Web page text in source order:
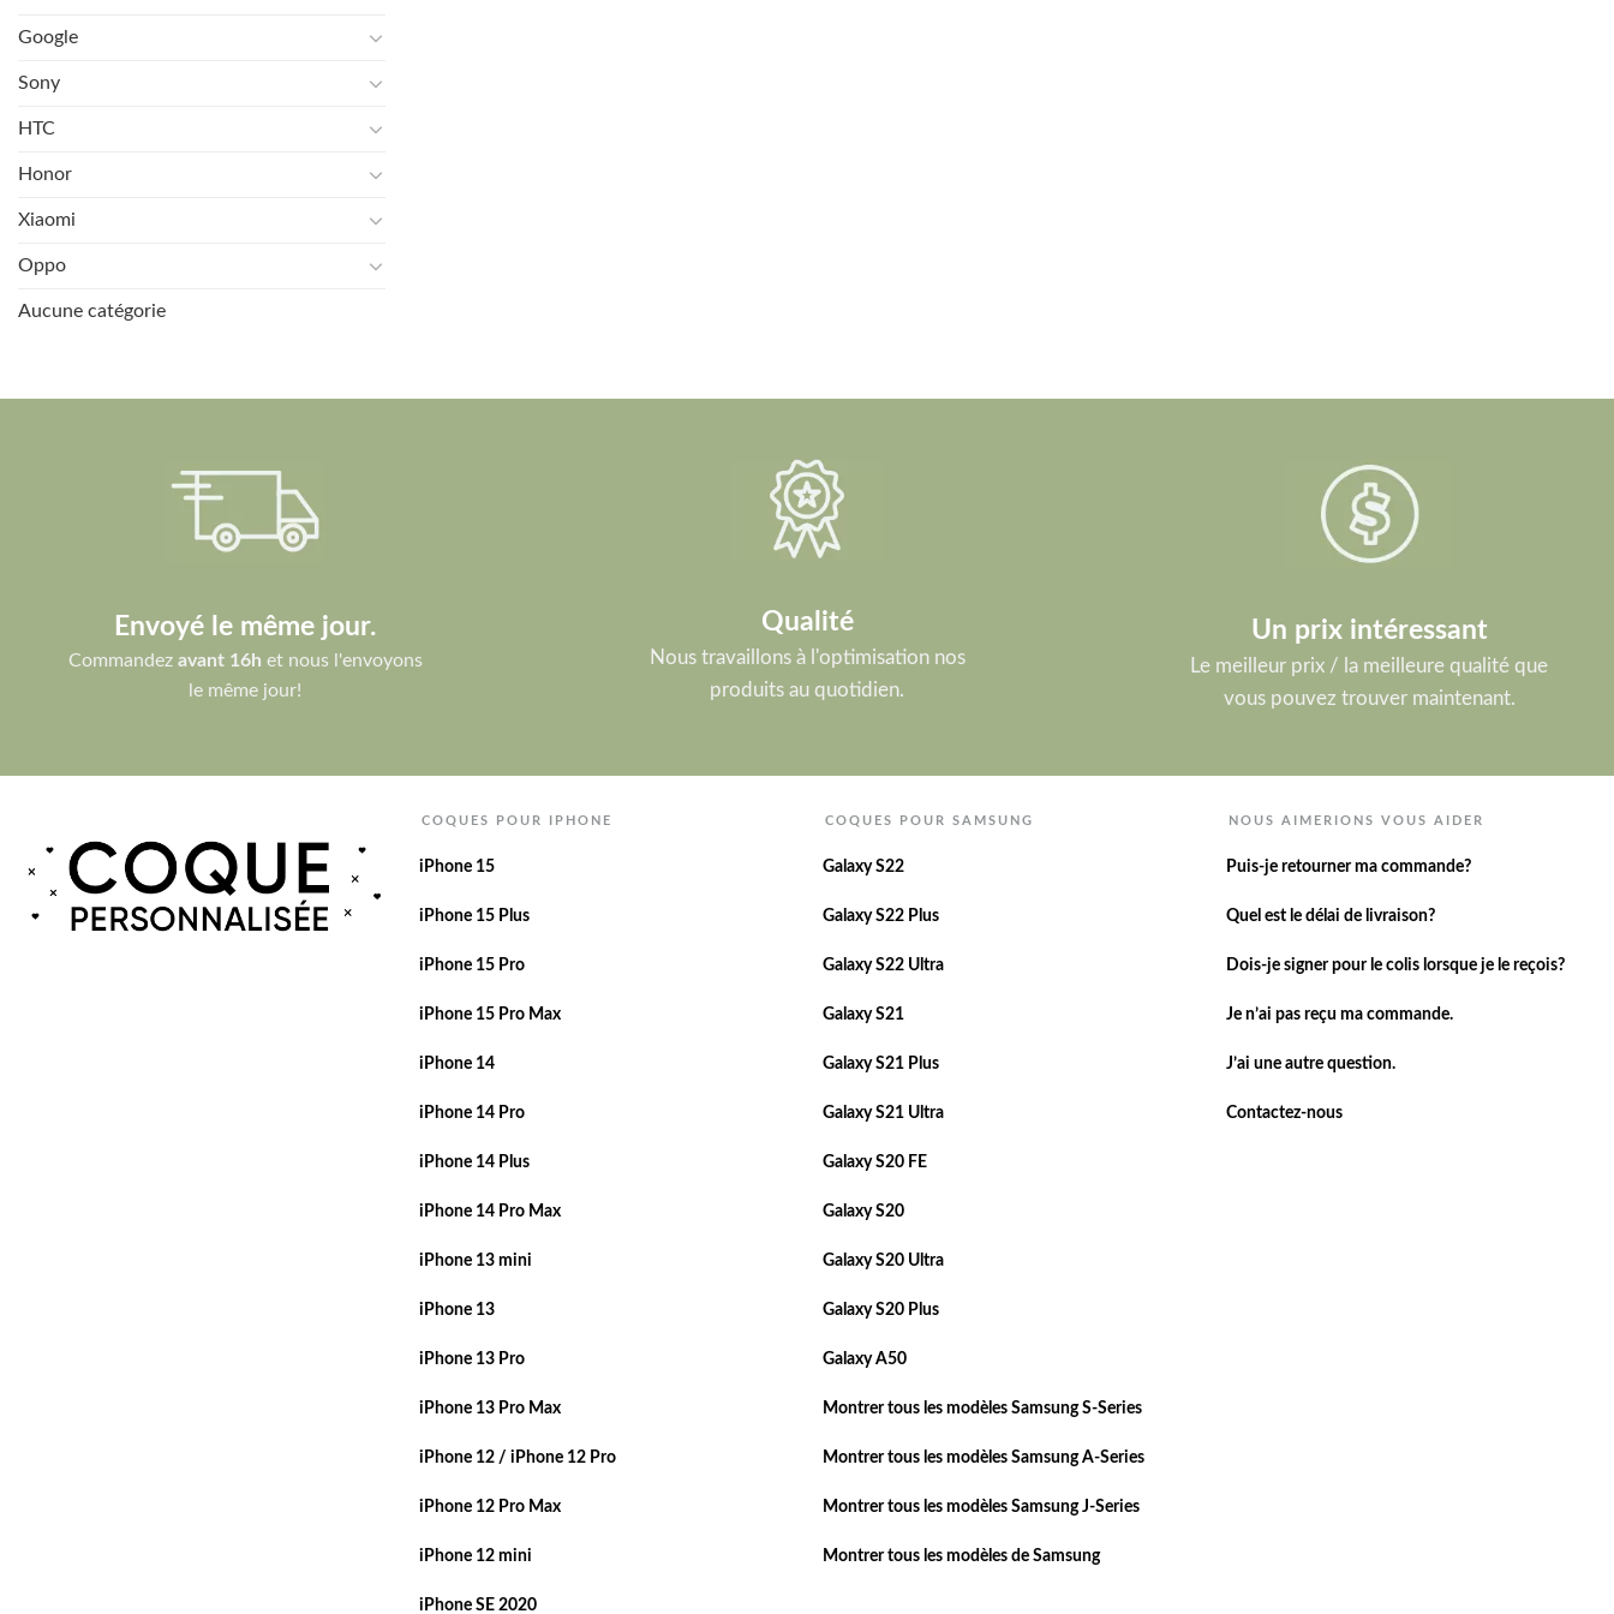
Google
Sony
HTC
Honor
Xiaomi
Oppo
Aucune catégorie
Envoyé le même jour.
Commandez avant 16h et nous l'envoyons
le même jour!
Qualité
Nous travaillons à l'optimisation nos
produits au quotidien.
Un prix intéressant
Le meilleur prix / la meilleure qualité que
vous pouvez trouver maintenant.
COQUES POUR IPHONE
iPhone 15
iPhone 15 Plus
iPhone 15 Pro
iPhone 15 Pro Max
iPhone 14
iPhone 14 Pro
iPhone 14 Plus
iPhone 14 Pro Max
iPhone 13 mini
iPhone 13
iPhone 13 Pro
iPhone 13 Pro Max
iPhone 12 / iPhone 12 Pro
iPhone 12 Pro Max
iPhone 12 mini
iPhone SE 2020
COQUES POUR SAMSUNG
Galaxy S22
Galaxy S22 Plus
Galaxy S22 Ultra
Galaxy S21
Galaxy S21 Plus
Galaxy S21 Ultra
Galaxy S20 FE
Galaxy S20
Galaxy S20 Ultra
Galaxy S20 Plus
Galaxy A50
Montrer tous les modèles Samsung S-Series
Montrer tous les modèles Samsung A-Series
Montrer tous les modèles Samsung J-Series
Montrer tous les modèles de Samsung
NOUS AIMERIONS VOUS AIDER
Puis-je retourner ma commande?
Quel est le délai de livraison?
Dois-je signer pour le colis lorsque je le reçois?
Je n’ai pas reçu ma commande.
J’ai une autre question.
Contactez-nous